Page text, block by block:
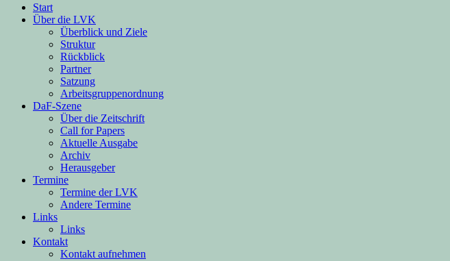
Start
Über die LVK
Überblick und Ziele
Struktur
Rückblick
Partner
Satzung
Arbeitsgruppenordnung
DaF-Szene
Über die Zeitschrift
Call for Papers
Aktuelle Ausgabe
Archiv
Herausgeber
Termine
Termine der LVK
Andere Termine
Links
Links
Kontakt
Kontakt aufnehmen